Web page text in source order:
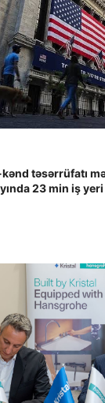
təsərrüfatı
23 min iş yeri